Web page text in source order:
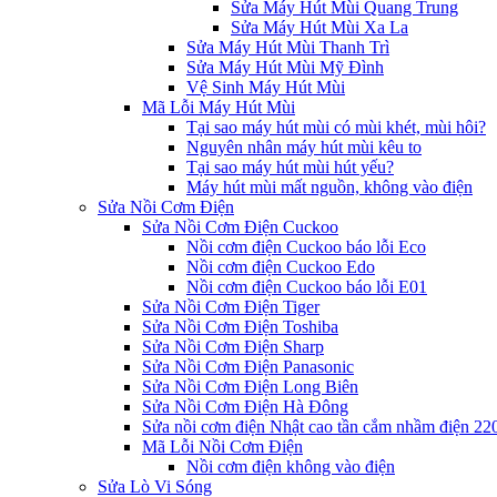
Sửa Máy Hút Mùi Quang Trung
Sửa Máy Hút Mùi Xa La
Sửa Máy Hút Mùi Thanh Trì
Sửa Máy Hút Mùi Mỹ Đình
Vệ Sinh Máy Hút Mùi
Mã Lỗi Máy Hút Mùi
Tại sao máy hút mùi có mùi khét, mùi hôi?
Nguyên nhân máy hút mùi kêu to
Tại sao máy hút mùi hút yếu?
Máy hút mùi mất nguồn, không vào điện
Sửa Nồi Cơm Điện
Sửa Nồi Cơm Điện Cuckoo
Nồi cơm điện Cuckoo báo lỗi Eco
Nồi cơm điện Cuckoo Edo
Nồi cơm điện Cuckoo báo lỗi E01
Sửa Nồi Cơm Điện Tiger
Sửa Nồi Cơm Điện Toshiba
Sửa Nồi Cơm Điện Sharp
Sửa Nồi Cơm Điện Panasonic
Sửa Nồi Cơm Điện Long Biên
Sửa Nồi Cơm Điện Hà Đông
Sửa nồi cơm điện Nhật cao tần cắm nhầm điện
Mã Lỗi Nồi Cơm Điện
Nồi cơm điện không vào điện
Sửa Lò Vi Sóng